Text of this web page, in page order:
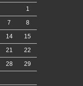
1
7
8
14
15
21
22
28
29